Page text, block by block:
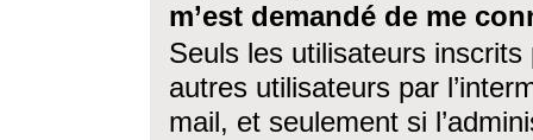
m’est demandé de me
Seuls les utilisateurs
autres utilisateurs par
mail, et seulement si